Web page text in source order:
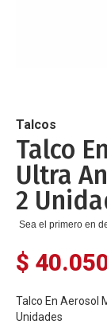
de
la
galería
imágenes
Talcos
Talco
Ultra
2
Sea el primero en
$
Talco En Aerosol
Unidades